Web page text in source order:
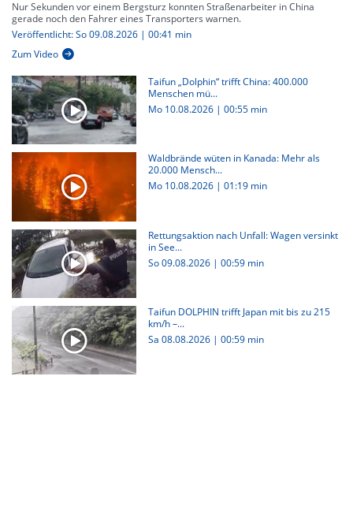
Nur Sekunden vor einem Bergsturz konnten Straßenarbeiter in China
gerade noch den Fahrer eines Transporters warnen.
Veröffentlicht: So 09.08.2026 | 00:41 min
Zum Video
Taifun „Dolphin“ trifft China: 400.000
Menschen mü...
Mo 10.08.2026 | 00:55 min
Waldbrände wüten in Kanada: Mehr als
20.000 Mensch...
Mo 10.08.2026 | 01:19 min
Rettungsaktion nach Unfall: Wagen versinkt
in See...
So 09.08.2026 | 00:59 min
Taifun DOLPHIN trifft Japan mit bis zu 215
km/h –...
Sa 08.08.2026 | 00:59 min